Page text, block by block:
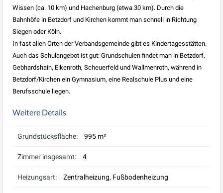
Wissen (ca. 10 km) und Hachenburg (etwa 30 km). Durch die
Bahnhöfe in Betzdorf und Kirchen kommt man schnell in Richtung
Siegen oder Köln.
In fast allen Orten der Verbandsgemeinde gibt es Kindertagesstätten.
Auch das Schulangebot ist gut: Grundschulen findet man in Betzdorf,
Gebhardshain, Elkenroth, Scheuerfeld und Wallmenroth, während in
Betzdorf/Kirchen ein Gymnasium, eine Realschule Plus und eine
Berufsschule liegen.
Weitere Details
Grundstücksfläche: 995 m²
Zimmer insgesamt: 4
Heizungsart: Zentralheizung, Fußbodenheizung